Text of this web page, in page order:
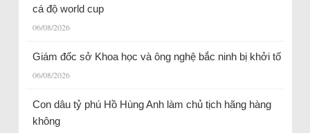
cá độ world cup
06/08/2026
Giám đốc sở Khoa học và ông nghệ bắc ninh bị khởi tố
06/08/2026
Con dâu tỷ phú Hồ Hùng Anh làm chủ tịch hãng hàng
không